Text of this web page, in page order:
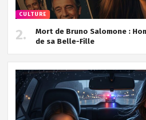
CULTURE
Mort de Bruno Salomone :
de sa Belle-Fille